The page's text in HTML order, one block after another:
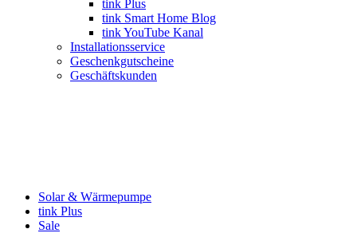
tink Plus
tink Smart Home Blog
tink YouTube Kanal
Installationsservice
Geschenkgutscheine
Geschäftskunden
Solar & Wärmepumpe
tink Plus
Sale